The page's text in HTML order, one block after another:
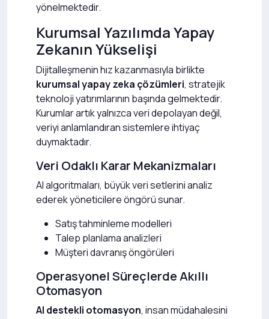
yönelmektedir.
Kurumsal Yazılımda Yapay
Zekanın Yükselişi
Dijitalleşmenin hız kazanmasıyla birlikte
kurumsal yapay zeka çözümleri, stratejik
teknoloji yatırımlarının başında gelmektedir.
Kurumlar artık yalnızca veri depolayan değil,
veriyi anlamlandıran sistemlere ihtiyaç
duymaktadır.
Veri Odaklı Karar Mekanizmaları
AI algoritmaları, büyük veri setlerini analiz
ederek yöneticilere öngörü sunar.
Satış tahminleme modelleri
Talep planlama analizleri
Müşteri davranış öngörüleri
Operasyonel Süreçlerde Akıllı
Otomasyon
AI destekli otomasyon, insan müdahalesini